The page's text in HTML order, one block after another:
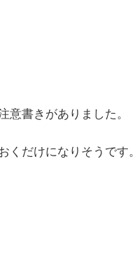
意書きがありました。
だけになりそうです。